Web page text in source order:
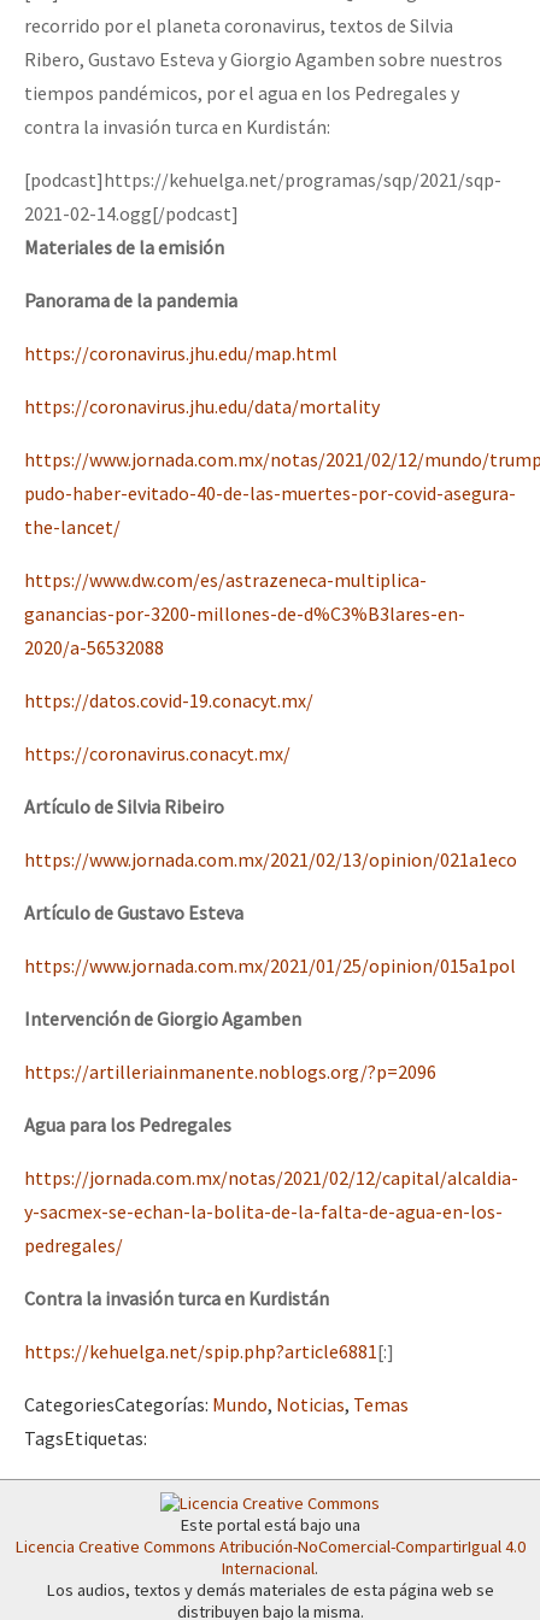
Mundo
EZLN
La Sexta
Migración
Presos
Audio
Video
Otras secciones
Semillero Guerra contra la Humanidad. (Las poblaciones y
la naturaleza bajo asedio)
Contacto
Dia 2 do Encontro “Guerra contra a Humanidad”
[CDMX – 20 julio] Jornadas globales por la libertad de Jesús
“Sonhando a Terra do Bem Virá” se publica no Estado Espanhol
Se o México sabe, que o mundo saiba! Nossas lutas pela
[25 abr – CDMX] Tokín por el CNI: 30 años de Resistencia y
recorrido por el planeta coronavirus, textos de Silvia
Ribero, Gustavo Esteva y Giorgio Agamben sobre nuestros
tiempos pandémicos, por el agua en los Pedregales y
contra la invasión turca en Kurdistán:
[podcast]https://kehuelga.net/programas/sqp/2021/sqp-
2021-02-14.ogg[/podcast]
Materiales de la emisión
Panorama de la pandemia
https://coronavirus.jhu.edu/map.html
https://coronavirus.jhu.edu/data/mortality
https://www.jornada.com.mx/notas/2021/02/12/mundo/
pudo-haber-evitado-40-de-las-muertes-por-covid-asegura-
the-lancet/
https://www.dw.com/es/astrazeneca-multiplica-
ganancias-por-3200-millones-de-d%C3%B3lares-en-
2020/a-56532088
https://datos.covid-19.conacyt.mx/
https://coronavirus.conacyt.mx/
Artículo de Silvia Ribeiro
https://www.jornada.com.mx/2021/02/13/opinion/021a1eco
Artículo de Gustavo Esteva
https://www.jornada.com.mx/2021/01/25/opinion/015a1pol
Intervención de Giorgio Agamben
https://artilleriainmanente.noblogs.org/?p=2096
Agua para los Pedregales
https://jornada.com.mx/notas/2021/02/12/capital/alcaldia-
y-sacmex-se-echan-la-bolita-de-la-falta-de-agua-en-los-
pedregales/
Contra la invasión turca en Kurdistán
https://kehuelga.net/spip.php?article6881[:]
CategoriesCategorías: Mundo, Noticias, Temas
TagsEtiquetas:
Este portal está bajo una
Licencia Creative Commons Atribución-NoComercial-CompartirIgual 4.0
Internacional.
Los audios, textos y demás materiales de esta página web se
distribuyen bajo la misma.